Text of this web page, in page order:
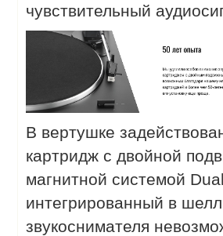
чувствительный
В вертушке
картридж с двойной
магнитной системой
интегрированный в
звукоснимателя